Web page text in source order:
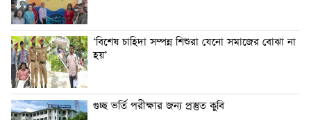
‘বিশেষ চাহিদা সম্পন্ন শিশুরা যেনো সমাজের বোঝা না
হয়’
গুচ্ছ ভর্তি পরীক্ষার জন্য প্রস্তুত কুবি